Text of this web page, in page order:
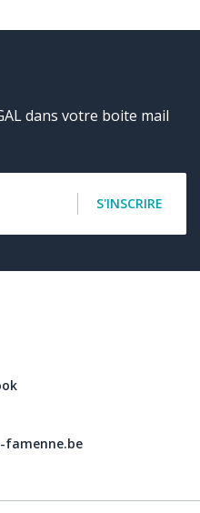
dans votre boite mail
S'INSCRIRE
famenne.be